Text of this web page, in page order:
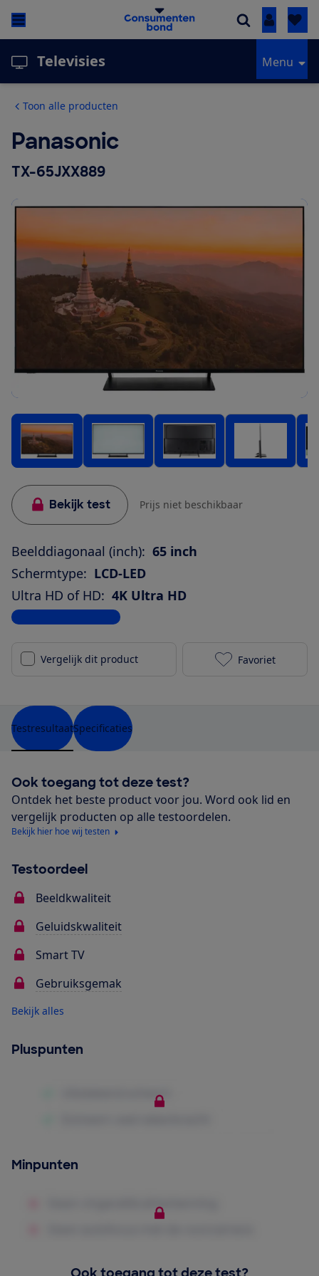
Inloggen
Televisies Menu
Toon alle producten
Panasonic
TX-65JXX889
Bekijk test Prijs niet beschikbaar
Beelddiagonaal (inch): 65 inch
Schermtype: LCD-LED
Ultra HD of HD: 4K Ultra HD
Bekijk alle specificaties
Vergelijk dit product Panasonic
Favoriet
TestresultaatSpecificaties
Ook toegang tot deze test?
Ontdek het beste product voor jou. Word ook lid en
vergelijk producten op alle testoordelen.
Bekijk hier hoe wij testen
Testoordeel
Beeldkwaliteit
Geluidskwaliteit
Smart TV
Gebruiksgemak
Bekijk alles
Pluspunten
Minpunten